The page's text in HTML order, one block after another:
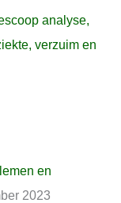
analyse,
verzuim en
en
2023